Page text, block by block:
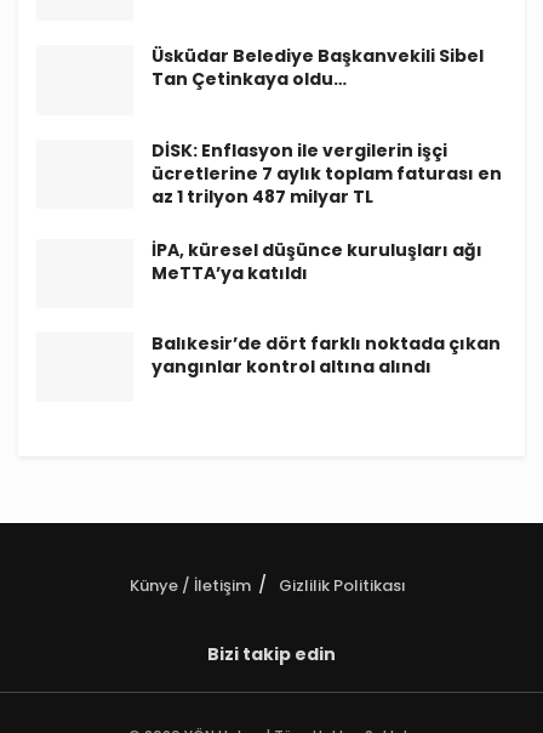
Üsküdar Belediye Başkanvekili Sibel
Tan Çetinkaya oldu…
DİSK: Enflasyon ile vergilerin işçi
ücretlerine 7 aylık toplam faturası en
az 1 trilyon 487 milyar TL
İPA, küresel düşünce kuruluşları ağı
MeTTA’ya katıldı
Balıkesir’de dört farklı noktada çıkan
yangınlar kontrol altına alındı
Künye / İletişim Gizlilik Politikası
Bizi takip edin